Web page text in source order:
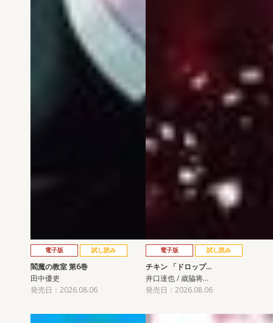
電子版 試し読み
閻魔の教室 第6巻
田中優吏
発売日：2026.08.06
電子版 試し読み
チキン 「ドロップ…
井口達也 / 歳脇将…
発売日：2026.08.06